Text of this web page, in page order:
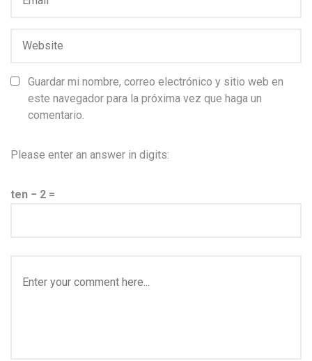
Guardar mi nombre, correo electrónico y sitio web en
este navegador para la próxima vez que haga un
comentario.
Please enter an answer in digits:
ten − 2 =